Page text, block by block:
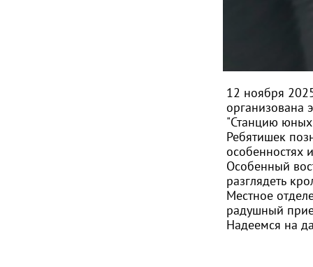
12 ноября
организована
"Станцию юных
Ребятишек
особенностях
Особенный
разглядеть
Местное
радушный
Надеемся на